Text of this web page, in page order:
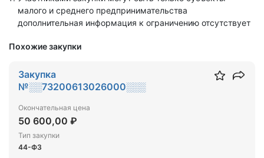
малого и среднего предпринимательства
дополнительная информация к ограничению отсутствует
Похожие закупки
Закупка
№░░73200613026000░░░
Окончательная цена
50 600,00 ₽
Тип закупки
44-ФЗ